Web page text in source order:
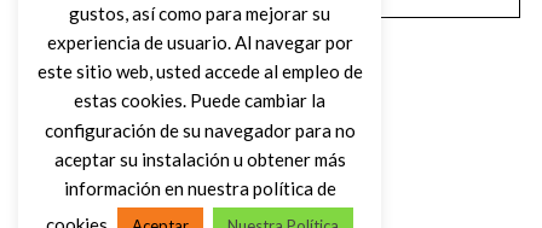
gustos, así como para mejorar su
experiencia de usuario. Al navegar por
este sitio web, usted accede al empleo de
estas cookies. Puede cambiar la
configuración de su navegador para no
aceptar su instalación u obtener más
información en nuestra política de